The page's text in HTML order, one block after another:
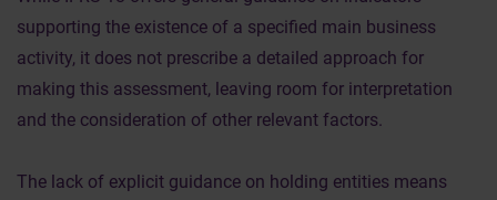
supporting the existence of a specified main business
activity, it does not prescribe a detailed approach for
making this assessment, leaving room for interpretation
and the consideration of other relevant factors.
The lack of explicit guidance on holding entities means